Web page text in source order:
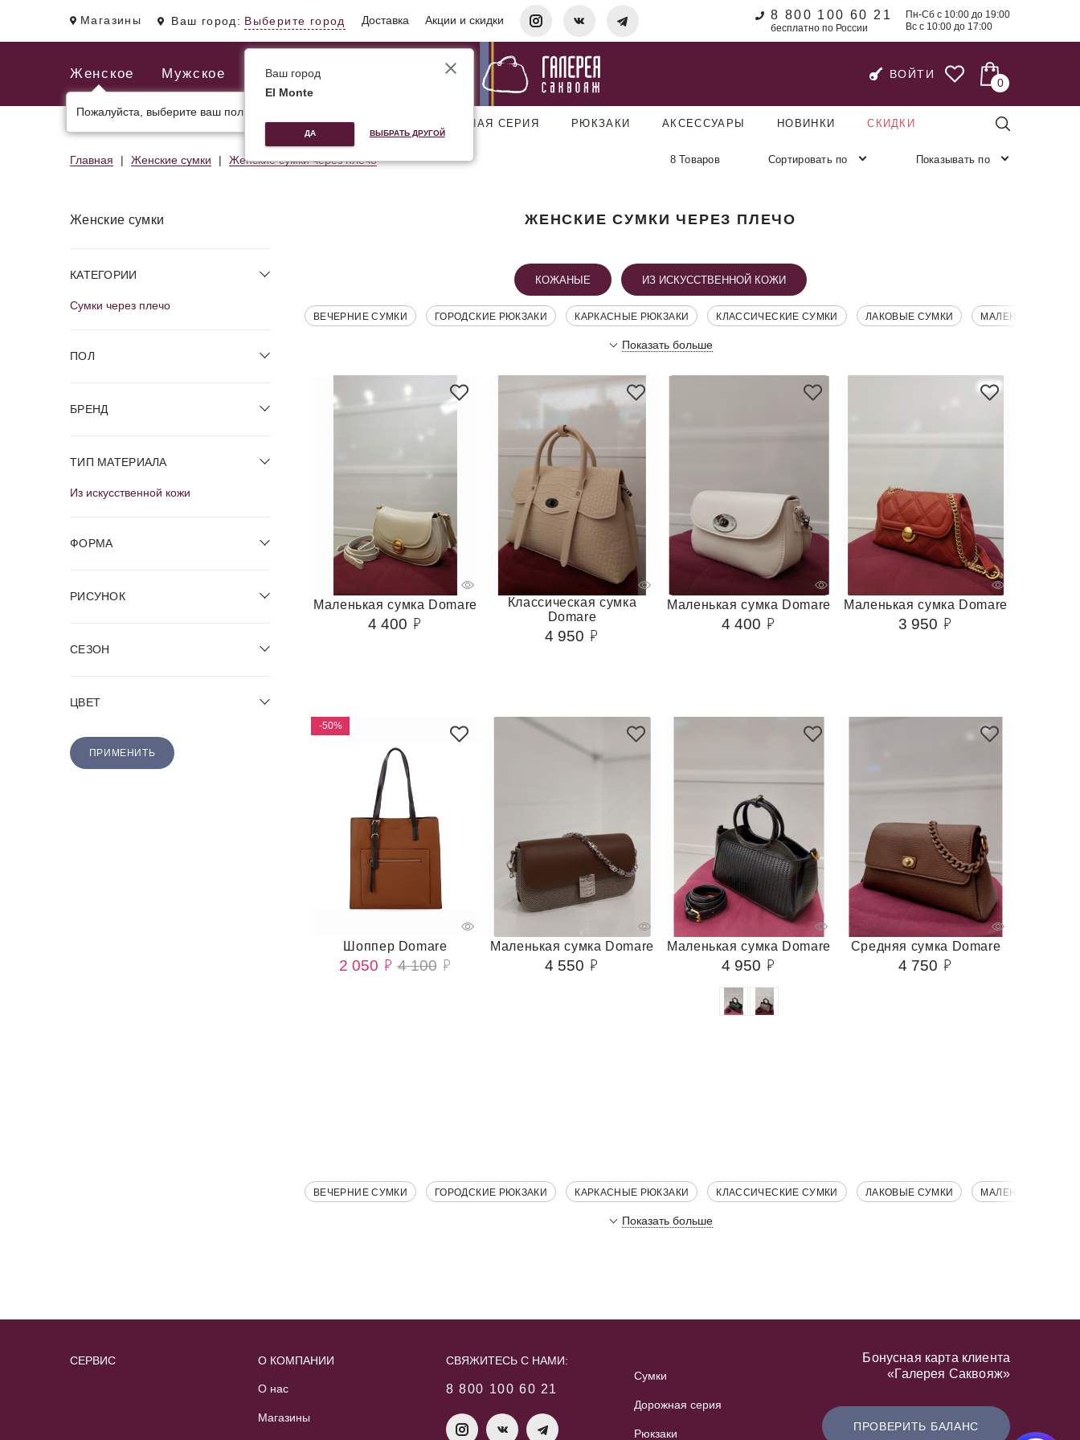
Магазины Ваш город: Выберите город Доставка Акции и скидки 8 800 100 60 21
бесплатно по России
Пн-Сб с 10:00 до 19:00
Вс с 10:00 до 17:00
Женское Мужское
Пожалуйста, выберите ваш пол.
ВОЙТИ
0
МУЖСКИЕ И ДЕЛОВЫЕ СУМКИ ДОРОЖНАЯ СЕРИЯ РЮКЗАКИ АКСЕССУАРЫ НОВИНКИ СКИДКИ
Главная Женские сумки Женские сумки через плечо 8 Товаров Сортировать по Показывать по
Женские сумки
КАТЕГОРИИ
Сумки через плечо
ПОЛ
БРЕНД
ТИП МАТЕРИАЛА
Из искусственной кожи
ФОРМА
РИСУНОК
СЕЗОН
ЦВЕТ
ПРИМЕНИТЬ
ЖЕНСКИЕ СУМКИ ЧЕРЕЗ ПЛЕЧО
КОЖАНЫЕ ИЗ ИСКУССТВЕННОЙ КОЖИ
ВЕЧЕРНИЕ СУМКИ ГОРОДСКИЕ РЮКЗАКИ КАРКАСНЫЕ РЮКЗАКИ КЛАССИЧЕСКИЕ СУМКИ ЛАКОВЫЕ СУМКИ МАЛЕНЬКИЕ
Показать больше
Маленькая сумка Domare
4 400
Классическая сумка
Domare
4 950
Маленькая сумка Domare
4 400
Маленькая сумка Domare
3 950
-50%
Шоппер Domare
2 050 4 100
Маленькая сумка Domare
4 550
Маленькая сумка Domare
4 950
Средняя сумка Domare
4 750
ВЕЧЕРНИЕ СУМКИ ГОРОДСКИЕ РЮКЗАКИ КАРКАСНЫЕ РЮКЗАКИ КЛАССИЧЕСКИЕ СУМКИ ЛАКОВЫЕ СУМКИ МАЛЕНЬКИЕ
Показать больше
СЕРВИС О КОМПАНИИ
О нас
Магазины
СВЯЖИТЕСЬ С НАМИ:
8 800 100 60 21
Сумки
Дорожная серия
Рюкзаки
Бонусная карта клиента
«Галерея Саквояж»
ПРОВЕРИТЬ БАЛАНС
Ваш город
El Monte
ДА ВЫБРАТЬ ДРУГОЙ